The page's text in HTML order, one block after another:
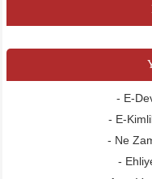
- E-
- E-
- Ne
-